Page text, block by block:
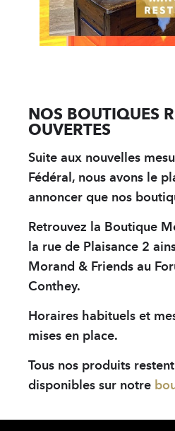
NOS BOUTIQUES
OUVERTES
Suite aux nouvelles
Fédéral, nous avons le
annoncer que nos
Retrouvez la Boutique
la rue de Plaisance 2
Morand & Friends au
Conthey.
Horaires habituels et
mises en place.
Tous nos produits
disponibles sur notre